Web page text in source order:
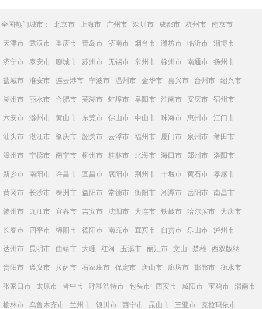
全国热门城市： 北京市 上海市 广州市 深圳市 成都市 杭州市 南京市
天津市 武汉市 重庆市 青岛市 济南市 烟台市 潍坊市 临沂市 淄博市
济宁市 泰安市 聊城市 苏州市 无锡市 常州市 徐州市 南通市 扬州市
盐城市 淮安市 连云港市 宁波市 温州市 金华市 嘉兴市 台州市 绍兴市
湖州市 丽水市 合肥市 芜湖市 蚌埠市 阜阳市 淮南市 安庆市 宿州市
六安市 滁州市 黄山市 东莞市 佛山市 中山市 珠海市 惠州市 江门市
汕头市 湛江市 肇庆市 韶关市 云浮市 福州市 厦门市 泉州市 莆田市
漳州市 宁德市 南宁市 柳州市 桂林市 北海市 海口市 郑州市 洛阳市
新乡市 南阳市 许昌市 宜昌市 襄阳市 荆州市 十堰市 黄石市 孝感市
黄冈市 长沙市 株洲市 益阳市 常德市 衡阳市 湘潭市 岳阳市 南昌市
赣州市 九江市 宜春市 吉安市 沈阳市 大连市 铁岭市 哈尔滨市 大庆市
长春市 四平市 绵阳市 德阳市 南充市 宜宾市 自贡市 乐山市 泸州市
达州市 昆明市 曲靖市 大理 红河 玉溪市 丽江市 文山 楚雄 西双版纳
贵阳市 遵义市 拉萨市 石家庄市 保定市 唐山市 廊坊市 邯郸市 衡水市
张家口市 太原市 晋中市 呼和浩特市 包头市 西安市 咸阳市 宝鸡市 渭南市
榆林市 乌鲁木齐市 兰州市 银川市 西宁市 昆山市 三亚市 克拉玛依市